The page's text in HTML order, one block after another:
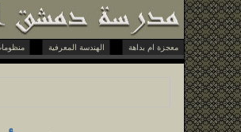
منظومات منطقية فئوية معجزة ام بداهة